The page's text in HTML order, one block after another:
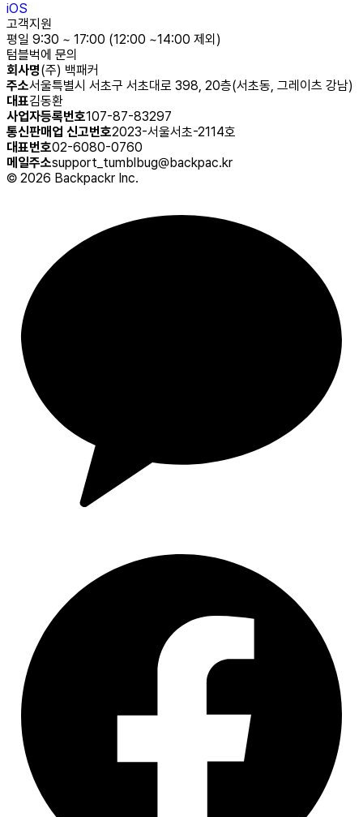
iOS
고객지원
평일 9:30 ~ 17:00 (12:00 ~14:00 제외)
텀블벅에 문의
회사명(주) 백패커
주소서울특별시 서초구 서초대로 398, 20층(서초동, 그레이츠 강남)
대표김동환
사업자등록번호107-87-83297
통신판매업 신고번호2023-서울서초-2114호
대표번호02-6080-0760
메일주소support_tumblbug@backpac.kr
© 2026 Backpackr Inc.